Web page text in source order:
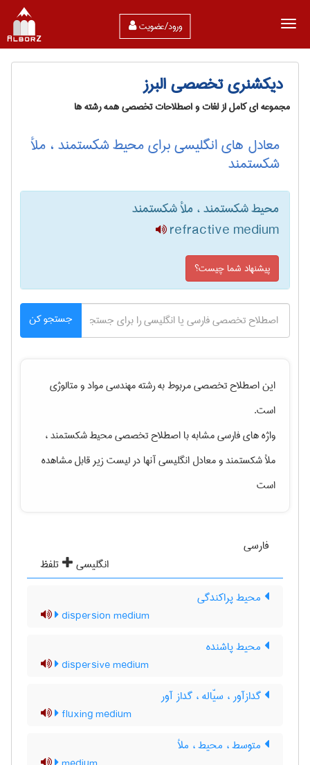
ورود/عضویت
دیکشنری تخصصی البرز
مجموعه ای کامل از لغات و اصطلاحات تخصصی همه رشته ها
معادل های انگلیسی برای محیط شکستمند ، ملأ
شکستمند
محیط شکستمند ، ملأ شکستمند
refractive medium
پیشنهاد شما چیست؟
جستجو کن
این اصطلاح تخصصی مربوط به رشتهمهندسی مواد و متالوژی
است.
واژه های فارسی مشابه با اصطلاح تخصصیمحیط شکستمند ،
ملأ شکستمندو معادل انگلیسی آنها در لیست زیر قابل مشاهده
است
فارسی
انگلیسی
تلفظ
محیط پراکندگی
dispersion medium
محیط پاشنده
dispersive medium
گدازآور ، سیّاله ، گداز آور
fluxing medium
متوسط ، محیط ، ملأ